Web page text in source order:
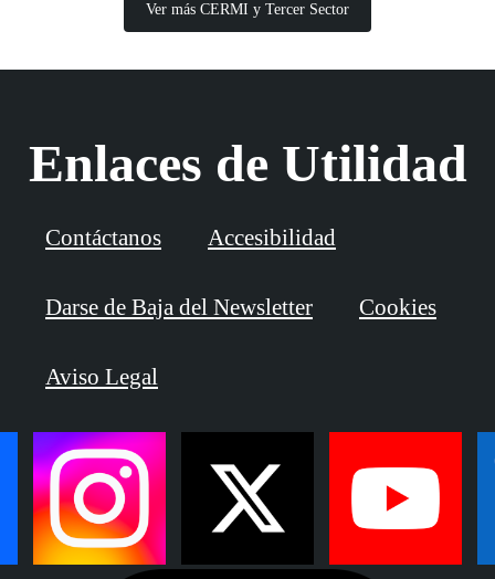
Ver más CERMI y Tercer Sector
Enlaces de Utilidad
Contáctanos Accesibilidad
Darse de Baja del Newsletter Cookies
Aviso Legal